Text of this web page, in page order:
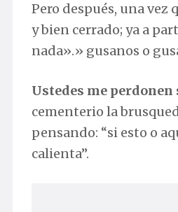
Pero después, una
y bien cerrado; ya a
nada».» gusanos o
Ustedes me
cementerio la
pensando: “si esto o
calienta”.